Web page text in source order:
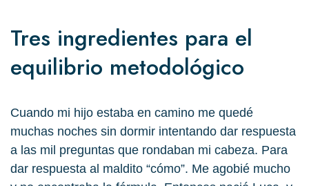
Tres ingredientes para el
equilibrio metodológico
Cuando mi hijo estaba en camino me quedé
muchas noches sin dormir intentando dar respuesta
a las mil preguntas que rondaban mi cabeza. Para
dar respuesta al maldito “cómo”. Me agobié mucho